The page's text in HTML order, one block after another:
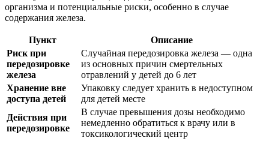
организма и потенциальные риски, особенно в случае
содержания железа.
Пункт
Описание
Риск при
передозировке
железа
Случайная передозировка железа — одна
из основных причин смертельных
отравлений у детей до 6 лет
Хранение вне
доступа детей
Упаковку следует хранить в недоступном
для детей месте
Действия при
передозировке
В случае превышения дозы необходимо
немедленно обратиться к врачу или в
токсикологический центр